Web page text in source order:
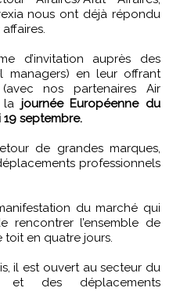
nous ont déjà répondu
d’invitation auprès des
managers) en leur offrant
nos partenaires Air
la journée Européenne du
19 septembre.
de grandes marques,
professionnels
du marché qui
rencontrer l’ensemble de
toit en quatre jours.
il est ouvert au secteur du
et des déplacements